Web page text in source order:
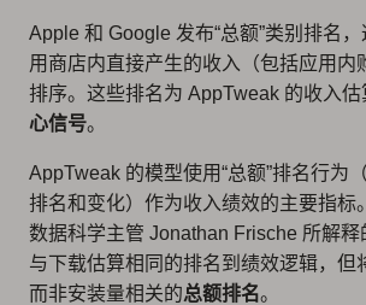
Apple 和 Google 发布“总额”类别排名
用商店内直接产生的收入（包括应用内
排序。这些排名为 AppTweak 的收入估
心信号。
AppTweak 的模型使用“总额”排名行为
排名和变化）作为收入绩效的主要指标
数据科学主管 Jonathan Frische 所解
与下载估算相同的排名到绩效逻辑，但
而非安装量相关的总额排名。